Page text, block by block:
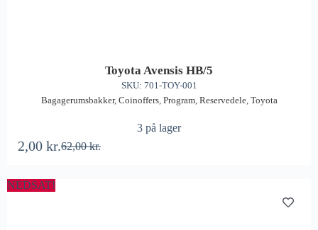
Toyota Avensis HB/5
SKU: 701-TOY-001
Bagagerumsbakker, Coinoffers, Program, Reservedele, Toyota
3 på lager
62,00kr.
2,00 kr.
NEDSAT!